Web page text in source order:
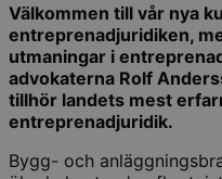
Välkommen till vår nya
entreprenadjuridiken,
utmaningar i
advokaterna Rolf
tillhör landets mest
entreprenadjuridik.
Bygg- och